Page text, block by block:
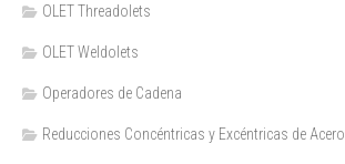
OLET Threadolets
OLET Weldolets
Operadores de Cadena
Reducciones Concéntricas y Excéntricas de Acero